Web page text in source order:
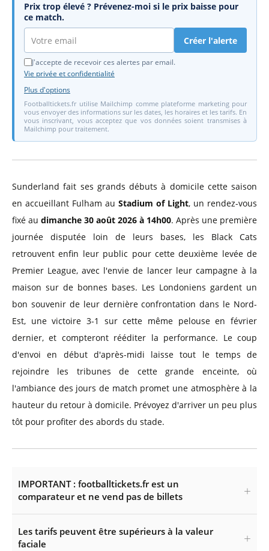
Prix trop élevé ? Prévenez-moi si le prix baisse pour
ce match.
Créer l'alerte
J'accepte de recevoir ces alertes par email.
Vie privée et confidentialité
Plus d'options
Footballtickets.fr utilise Mailchimp comme plateforme marketing pour
vous envoyer des informations sur les dates, les horaires et les tarifs. En
vous inscrivant, vous acceptez que vos données soient transmises à
Mailchimp pour traitement.
Sunderland fait ses grands débuts à domicile cette saison
en accueillant Fulham au Stadium of Light, un rendez-vous
fixé au dimanche 30 août 2026 à 14h00. Après une première
journée disputée loin de leurs bases, les Black Cats
retrouvent enfin leur public pour cette deuxième levée de
Premier League, avec l'envie de lancer leur campagne à la
maison sur de bonnes bases. Les Londoniens gardent un
bon souvenir de leur dernière confrontation dans le Nord-
Est, une victoire 3-1 sur cette même pelouse en février
dernier, et compteront rééditer la performance. Le coup
d'envoi en début d'après-midi laisse tout le temps de
rejoindre les tribunes de cette grande enceinte, où
l'ambiance des jours de match promet une atmosphère à la
hauteur du retour à domicile. Prévoyez d'arriver un peu plus
tôt pour profiter des abords du stade.
IMPORTANT : footballtickets.fr est un
comparateur et ne vend pas de billets
Les tarifs peuvent être supérieurs à la valeur
faciale